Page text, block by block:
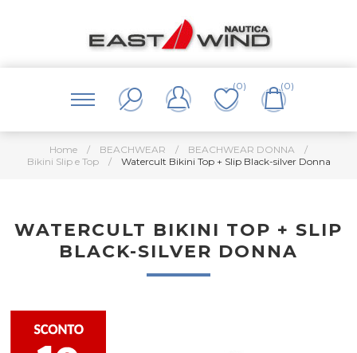
(0) (0)
Home / BEACHWEAR / BEACHWEAR DONNA
/
Bikini Slip e Top
/ Watercult Bikini Top + Slip Black-silver Donna
WATERCULT BIKINI TOP + SLIP
BLACK-SILVER DONNA